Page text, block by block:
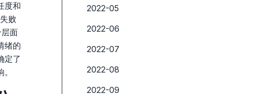
度和
败
面
绪的
定了
2022-05
2022-06
2022-07
2022-08
2022-09